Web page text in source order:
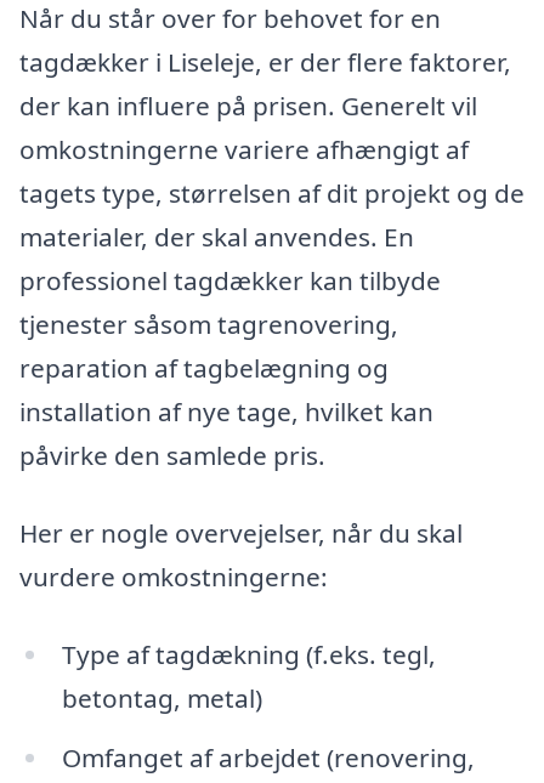
Når du står over for behovet for en
tagdækker i Liseleje, er der flere faktorer,
der kan influere på prisen. Generelt vil
omkostningerne variere afhængigt af
tagets type, størrelsen af dit projekt og de
materialer, der skal anvendes. En
professionel tagdækker kan tilbyde
tjenester såsom tagrenovering,
reparation af tagbelægning og
installation af nye tage, hvilket kan
påvirke den samlede pris.
Her er nogle overvejelser, når du skal
vurdere omkostningerne:
Type af tagdækning (f.eks. tegl,
betontag, metal)
Omfanget af arbejdet (renovering,